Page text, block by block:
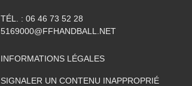
TÉL. : 06 46 73 52 28
5169000@FFHANDBALL.NET
INFORMATIONS LÉGALES
SIGNALER UN CONTENU INAPPROPRIÉ